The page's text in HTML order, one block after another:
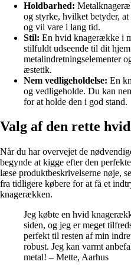
Holdbarhed:
og styrke, hvilket betyder,
og vil vare i lang tid.
Stil: En hvid knagerække i
stilfuldt udseende til dit
metalindretningselementer
æstetik.
Nem vedligeholdelse: En
og vedligeholde. Du kan
for at holde den i god stand.
Valg af den rette
Når du har overvejet de
begynde at kigge efter den
læse produktbeskrivelserne nøje,
fra tidligere købere for at få et
knagerækken.
Jeg købte en hvid
siden, og jeg er meget
perfekt til resten af min
robust. Jeg kan varmt
metal! – Mette, Aarhus